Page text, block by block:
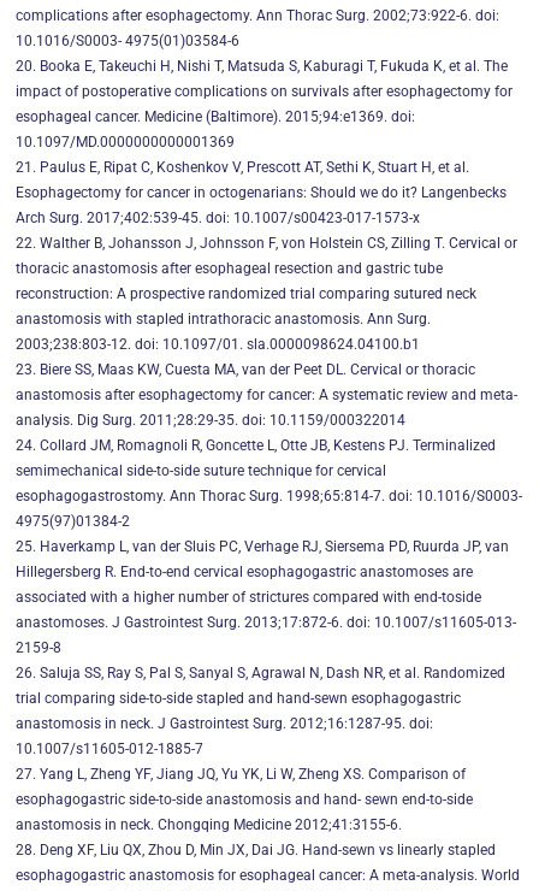
complications after esophagectomy. Ann Thorac Surg. 2002;73:922-6. doi:
10.1016/S0003- 4975(01)03584-6
20. Booka E, Takeuchi H, Nishi T, Matsuda S, Kaburagi T, Fukuda K, et al. The
impact of postoperative complications on survivals after esophagectomy for
esophageal cancer. Medicine (Baltimore). 2015;94:e1369. doi:
10.1097/MD.0000000000001369
21. Paulus E, Ripat C, Koshenkov V, Prescott AT, Sethi K, Stuart H, et al.
Esophagectomy for cancer in octogenarians: Should we do it? Langenbecks
Arch Surg. 2017;402:539-45. doi: 10.1007/s00423-017-1573-x
22. Walther B, Johansson J, Johnsson F, von Holstein CS, Zilling T. Cervical or
thoracic anastomosis after esophageal resection and gastric tube
reconstruction: A prospective randomized trial comparing sutured neck
anastomosis with stapled intrathoracic anastomosis. Ann Surg.
2003;238:803-12. doi: 10.1097/01. sla.0000098624.04100.b1
23. Biere SS, Maas KW, Cuesta MA, van der Peet DL. Cervical or thoracic
anastomosis after esophagectomy for cancer: A systematic review and meta-
analysis. Dig Surg. 2011;28:29-35. doi: 10.1159/000322014
24. Collard JM, Romagnoli R, Goncette L, Otte JB, Kestens PJ. Terminalized
semimechanical side-to-side suture technique for cervical
esophagogastrostomy. Ann Thorac Surg. 1998;65:814-7. doi: 10.1016/S0003-
4975(97)01384-2
25. Haverkamp L, van der Sluis PC, Verhage RJ, Siersema PD, Ruurda JP, van
Hillegersberg R. End-to-end cervical esophagogastric anastomoses are
associated with a higher number of strictures compared with end-toside
anastomoses. J Gastrointest Surg. 2013;17:872-6. doi: 10.1007/s11605-013-
2159-8
26. Saluja SS, Ray S, Pal S, Sanyal S, Agrawal N, Dash NR, et al. Randomized
trial comparing side-to-side stapled and hand-sewn esophagogastric
anastomosis in neck. J Gastrointest Surg. 2012;16:1287-95. doi:
10.1007/s11605-012-1885-7
27. Yang L, Zheng YF, Jiang JQ, Yu YK, Li W, Zheng XS. Comparison of
esophagogastric side-to-side anastomosis and hand- sewn end-to-side
anastomosis in neck. Chongqing Medicine 2012;41:3155-6.
28. Deng XF, Liu QX, Zhou D, Min JX, Dai JG. Hand-sewn vs linearly stapled
esophagogastric anastomosis for esophageal cancer: A meta-analysis. World